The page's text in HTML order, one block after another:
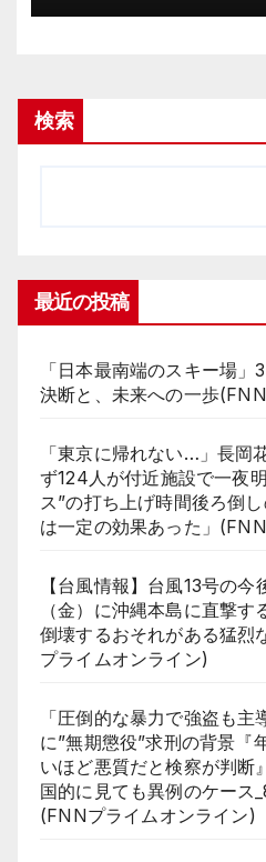
吹く見込み(FNN
検索
最近の投稿
「日本最南端のスキー場
決断と、未来への一歩
「東京に帰れない…」長岡
ず124人が付近施設で一夜
ス”の打ち上げ時間後ろ倒
は一定の効果あった」
【台風情報】台風13号の
（金）に沖縄本島に直撃
倒壊するおそれがある猛烈
プライムオンライン)
「圧倒的な暴力で強盗も
に”無期懲役”求刑の背景『
いほど悪質だと検察が判断
国的に見ても異例のケース
(FNNプライムオンライン)